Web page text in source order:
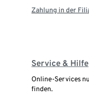
Zahlung in der
Service & Hilfe
Online-Services
finden.